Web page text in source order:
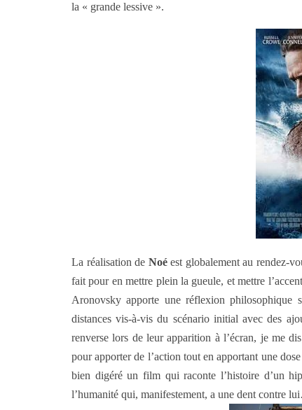
la « grande lessive ».
La réalisation de Noéest globalement au rendez-
fait pour en mettre plein la gueule, et mettre
Aronovsky apporte une réflexion philosophique
distances vis-à-vis du scénario initial avec des
renverse lors de leur apparition à l’écran, je me
pour apporter de l’action tout en apportant une
bien digéré un film qui raconte l’histoire d’un
l’humanité qui, manifestement, a une dent contre